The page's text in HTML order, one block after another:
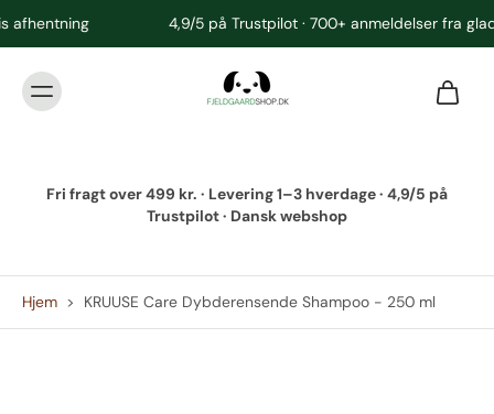
4,9/5 på Trustpilot · 700+ anmeldelser fra glade kunder
Fri fragt over 499 kr. · Levering 1–3 hverdage · 4,9/5 på
Trustpilot · Dansk webshop
Hjem > KRUUSE Care Dybderensende Shampoo - 250 ml